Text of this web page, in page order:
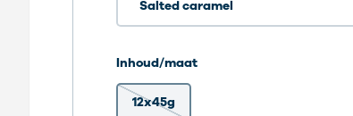
Salted caramel
Inhoud/maat
12x45g